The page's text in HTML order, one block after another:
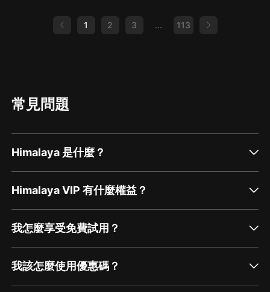
1 2 3 ... 113
常見問題
Himalaya 是什麼？
Himalaya VIP 有什麼權益？
我怎麼享受免費試用？
我該怎麼使用優惠碼？